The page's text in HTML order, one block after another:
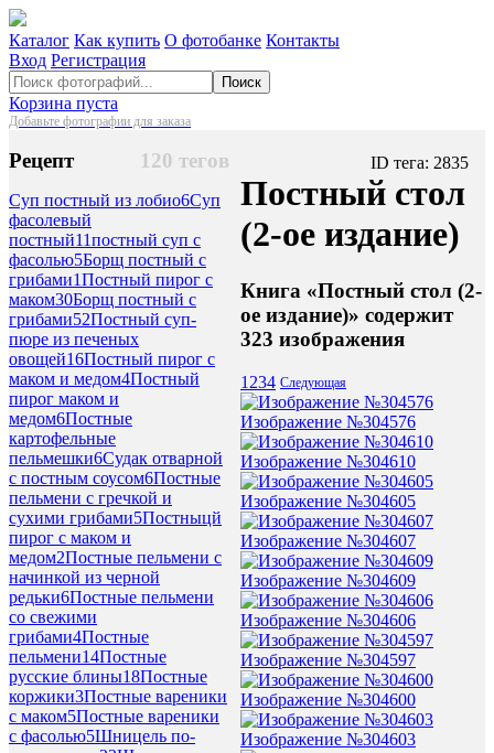
Каталог Как купить О фотобанке Контакты
Вход Регистрация
Поиск
Корзина пуста
Добавьте фотографии для заказа
120 тегов
Рецепт
Суп постный из лобио6Суп
фасолевый
постный11постный суп с
фасолью5Борщ постный с
грибами1Постный пирог с
маком30Борщ постный с
грибами52Постный суп-
пюре из печеных
овощей16Постный пирог с
маком и медом4Постный
пирог маком и
медом6Постные
картофельные
пельмешки6Судак отварной
с постным соусом6Постные
пельмени с гречкой и
сухими грибами5Постныцй
пирог с маком и
медом2Постные пельмени с
начинкой из черной
редьки6Постные пельмени
со свежими
грибами4Постные
пельмени14Постные
русские блины18Постные
коржики3Постные вареники
с маком5Постные вареники
с фасолью5Шницель по-
ID тега: 2835
Постный стол
(2-ое издание)
Книга «Постный стол (2-
ое издание)» содержит
323 изображения
1 234 Следующая
Изображение №304576
Изображение №304610
Изображение №304605
Изображение №304607
Изображение №304609
Изображение №304606
Изображение №304597
Изображение №304600
Изображение №304603